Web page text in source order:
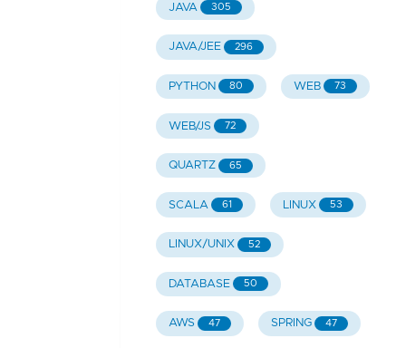
JAVA 305
JAVA/JEE 296
PYTHON 80 WEB 73
WEB/JS 72
QUARTZ 65
SCALA 61 LINUX 53
LINUX/UNIX 52
DATABASE 50
AWS 47 SPRING 47